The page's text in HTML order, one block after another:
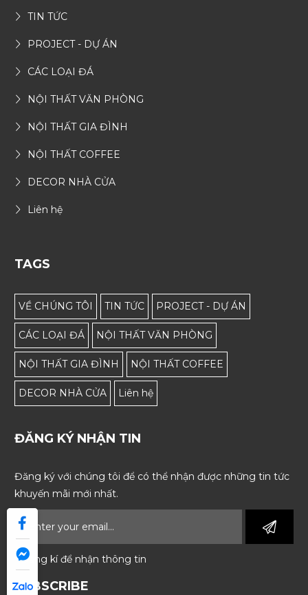
TIN TỨC
PROJECT - DỰ ÁN
CÁC LOẠI ĐÁ
NỘI THẤT VĂN PHÒNG
NỘI THẤT GIA ĐÌNH
NỘI THẤT COFFEE
DECOR NHÀ CỬA
Liên hệ
TAGS
VỀ CHÚNG TÔI TIN TỨC PROJECT - DỰ ÁN
CÁC LOẠI ĐÁ NỘI THẤT VĂN PHÒNG
NỘI THẤT GIA ĐÌNH NỘI THẤT COFFEE
DECOR NHÀ CỬA Liên hệ
ĐĂNG KÝ NHẬN TIN
Đăng ký với chúng tôi để có thể nhận được những tin tức
khuyến mãi mới nhất.
* Đăng kí để nhận thông tin
SUBSCRIBE